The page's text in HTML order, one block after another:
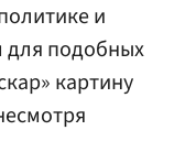
и
для подобных
картину